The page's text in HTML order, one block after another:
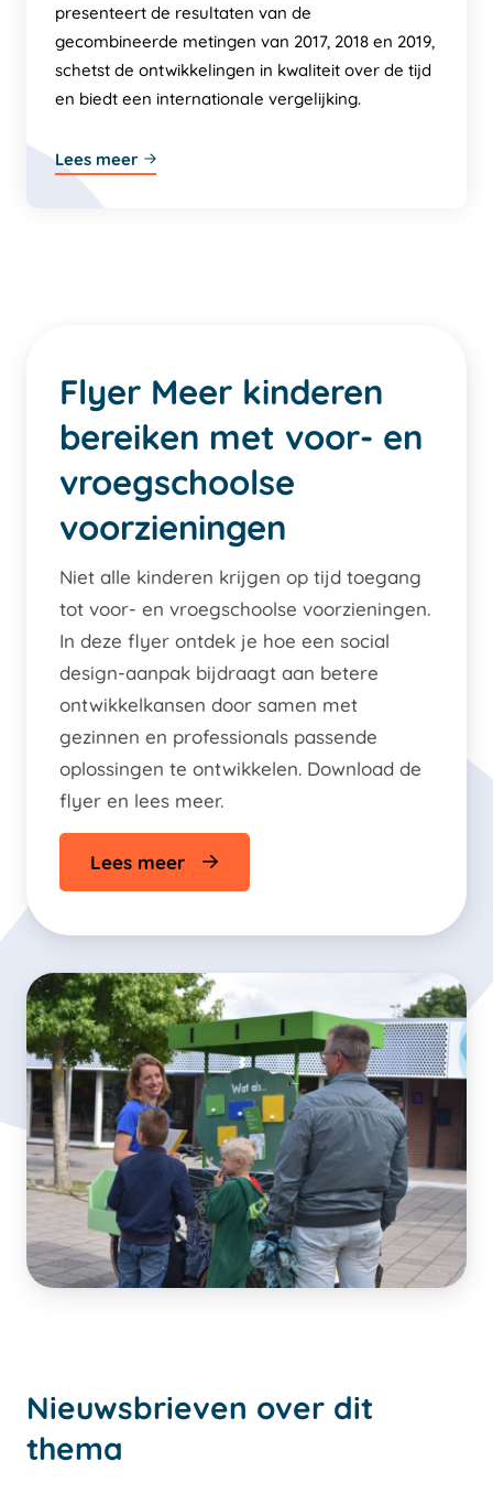
presenteert de resultaten van de
gecombineerde metingen van 2017, 2018 en 2019,
schetst de ontwikkelingen in kwaliteit over de tijd
en biedt een internationale vergelijking.
Lees meer
Flyer Meer kinderen
bereiken met voor- en
vroegschoolse
voorzieningen
Niet alle kinderen krijgen op tijd toegang
tot voor- en vroegschoolse voorzieningen.
In deze flyer ontdek je hoe een social
design-aanpak bijdraagt aan betere
ontwikkelkansen door samen met
gezinnen en professionals passende
oplossingen te ontwikkelen. Download de
flyer en lees meer.
Lees meer
Nieuwsbrieven over dit
thema